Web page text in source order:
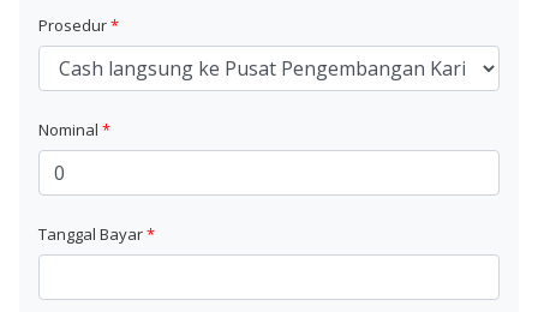
Prosedur*
Nominal *
Tanggal Bayar*